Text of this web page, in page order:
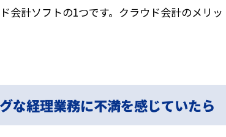
会計ソフトの1つです。クラウド会計のメリ
な経理業務に不満を感じていたら